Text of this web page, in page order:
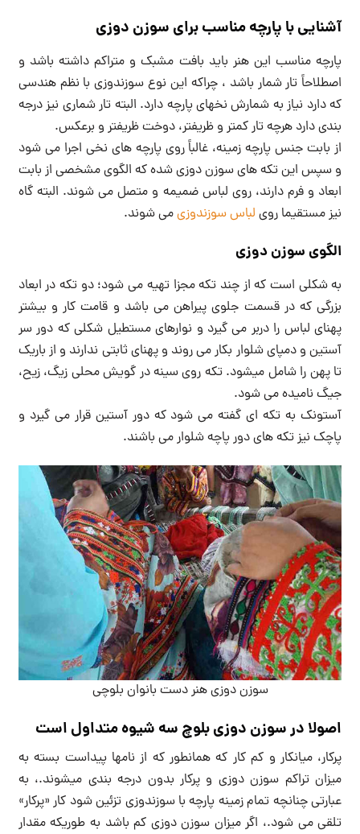
آشنایی با پارچه مناسب برای سوزن دوزی
پارچه مناسب این هنر باید بافت مشبک و متراکم داشته باشد و
اصطلاحاً تار شمار باشد ، چراکه این نوع سوزندوزی با نظم هندسی
که دارد نیاز به شمارش نخهای پارچه دارد. البته تار شماری نیز درجه
بندی دارد هرچه تار کمتر و ظریفتر، دوخت ظریفتر و برعکس.
از بابت جنس پارچه زمینه، غالباً روی پارچه های نخی اجرا می شود
و سپس این تکه های سوزن دوزی شده که الگوی مشخصی از بابت
ابعاد و فرم دارند، روی لباس ضمیمه و متصل می شوند. البته گاه
نیز مستقیما رویلباس سوزندوزیمی شوند.
الگوی سوزن دوزی
به شکلی است که از چند تکه مجزا تهیه می شود؛ دو تکه در ابعاد
بزرگی که در قسمت جلوی پیراهن می باشد و قامت کار و بیشتر
پهنای لباس را دربر می گیرد و نوارهای مستطیل شکلی که دور سر
آستین و دمپای شلوار بکار می روند و پهنای ثابتی ندارند و از باریک
تا پهن را شامل میشود. تکه روی سینه در گویش محلی زیگ، زیح،
جیگ نامیده می شود.
آستونک به تکه ای گفته می شود که دور آستین قرار می گیرد و
پاچک نیز تکه های دور پاچه شلوار می باشند.
سوزن دوزی هنر دست بانوان بلوچی
اصولا در سوزن دوزی بلوچ سه شیوه متداول است
پرکار، میانکار و کم کار که همانطور که از نامها پیداست بسته به
میزان تراکم سوزن دوزی و پرکار بدون درجه بندی میشوند.، به
عبارتی چنانچه تمام زمینه پارچه با سوزندوزی تزئین شود کار «پرکار»
تلقی می شود.، اگر میزان سوزن دوزی کم باشد به طوریکه مقدار